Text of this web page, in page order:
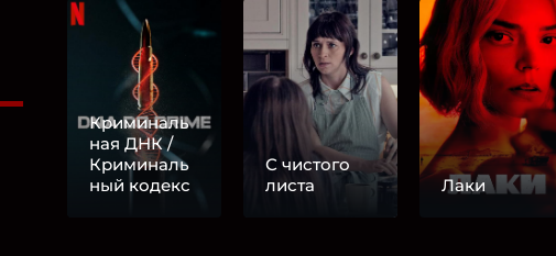
Криминаль
ная ДНК /
Криминаль
ный кодекс
С чистого
листа
Лаки